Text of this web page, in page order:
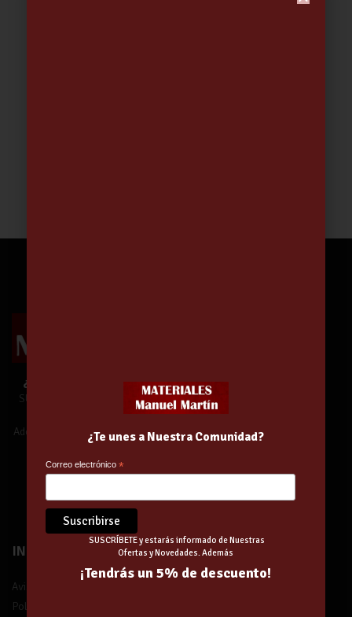
¿Te unes a Nuestra Comunidad?
SUSCRÍBETE y estarás informado de
Nuestras Ofertas y Novedades.
Además,
¡tendrás un 5% de descuento!
¡Suscríbete!
INFORMACIÓN
Aviso legal
Política de privacidad
¿Te unes a Nuestra Comunidad?
Correo electrónico*
SUSCRÍBETE y estarás informado de Nuestras
Ofertas y Novedades. Además
¡Tendrás un 5% de descuento!